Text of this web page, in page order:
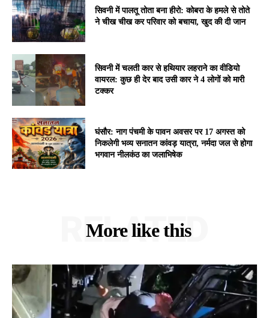
सिवनी में पालतू तोता बना हीरो: कोबरा के हमले से तोते
ने चीख चीख कर परिवार को बचाया, खुद की दी जान
सिवनी में चलती कार से हथियार लहराने का वीडियो
वायरल: कुछ ही देर बाद उसी कार ने 4 लोगों को मारी
टक्कर
घंसौर: नाग पंचमी के पावन अवसर पर 17 अगस्त को
निकलेगी भव्य सनातन कांवड़ यात्रा, नर्मदा जल से होगा
भगवान नीलकंठ का जलाभिषेक
More like this
RELATED